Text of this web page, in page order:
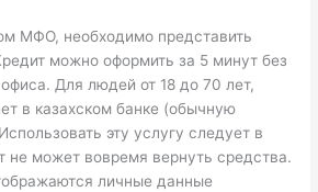
МФО, необходимо представить
можно оформить за 5 минут без
Для людей от 18 до 70 лет,
в казахском банке (обычную
эту услугу следует в
не может вовремя вернуть средства.
личные данные